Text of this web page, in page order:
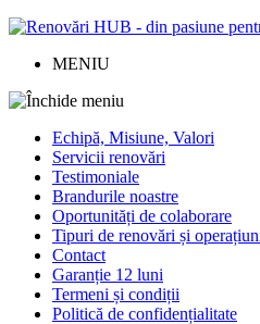
MENIU
Echipă, Misiune, Valori
Servicii renovări
Testimoniale
Brandurile noastre
Oportunități de colaborare
Tipuri de renovări și
Contact
Garanție 12 luni
Termeni și condiții
Politică de confidențialitate